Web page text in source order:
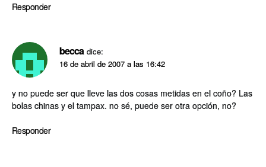
Responder
becca dice:
16 de abril de 2007 a las 16:42
y no puede ser que lleve las dos cosas metidas en el coño? Las
bolas chinas y el tampax. no sé, puede ser otra opción, no?
Responder